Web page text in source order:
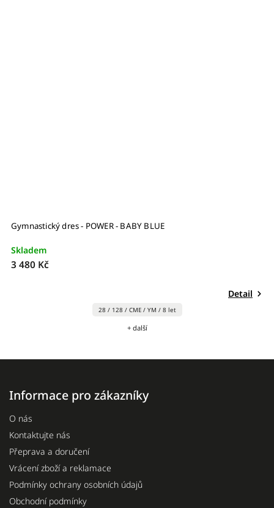
Gymnastický dres - POWER - BABY BLUE
Skladem
3 480 Kč
Detail
28 / 128 / CME / YM / 8 let
+ další
Informace pro zákazníky
O nás
Kontaktujte nás
Přeprava a doručení
Vrácení zboží a reklamace
Podmínky ochrany osobních údajů
Obchodní podmínky